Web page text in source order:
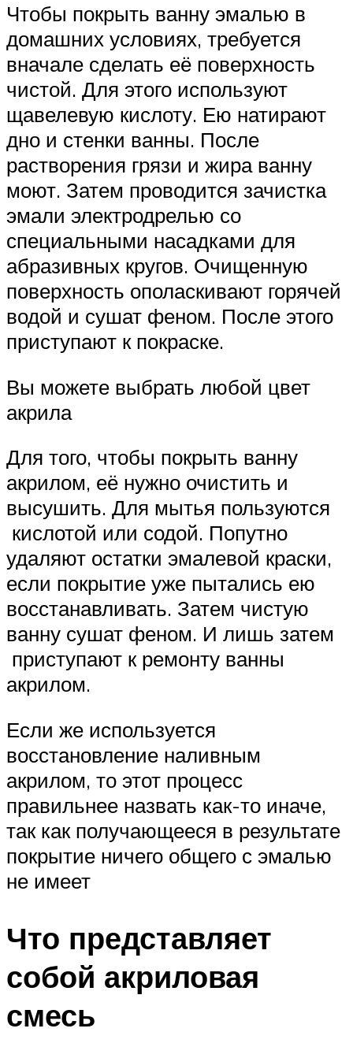
Чтобы покрыть ванну эмалью в
домашних условиях, требуется
вначале сделать её поверхность
чистой. Для этого используют
щавелевую кислоту. Ею натирают
дно и стенки ванны. После
растворения грязи и жира ванну
моют. Затем проводится зачистка
эмали электродрелью со
специальными насадками для
абразивных кругов. Очищенную
поверхность ополаскивают горячей
водой и сушат феном. После этого
приступают к покраске.
Вы можете выбрать любой цвет
акрила
Для того, чтобы покрыть ванну
акрилом, её нужно очистить и
высушить. Для мытья пользуются
кислотой или содой. Попутно
удаляют остатки эмалевой краски,
если покрытие уже пытались ею
восстанавливать. Затем чистую
ванну сушат феном. И лишь затем
приступают к ремонту ванны
акрилом.
Если же используется
восстановление наливным
акрилом, то этот процесс
правильнее назвать как-то иначе,
так как получающееся в результате
покрытие ничего общего с эмалью
не имеет
Что представляет
собой акриловая
смесь